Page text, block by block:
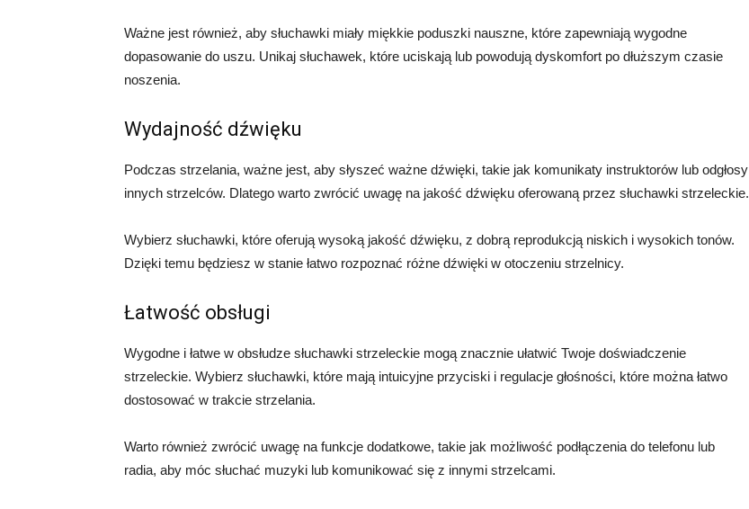
Ważne jest również, aby słuchawki miały miękkie poduszki nauszne, które zapewniają wygodne
dopasowanie do uszu. Unikaj słuchawek, które uciskają lub powodują dyskomfort po dłuższym czasie
noszenia.
Wydajność dźwięku
Podczas strzelania, ważne jest, aby słyszeć ważne dźwięki, takie jak komunikaty instruktorów lub odgłosy
innych strzelców. Dlatego warto zwrócić uwagę na jakość dźwięku oferowaną przez słuchawki strzeleckie.
Wybierz słuchawki, które oferują wysoką jakość dźwięku, z dobrą reprodukcją niskich i wysokich tonów.
Dzięki temu będziesz w stanie łatwo rozpoznać różne dźwięki w otoczeniu strzelnicy.
Łatwość obsługi
Wygodne i łatwe w obsłudze słuchawki strzeleckie mogą znacznie ułatwić Twoje doświadczenie
strzeleckie. Wybierz słuchawki, które mają intuicyjne przyciski i regulacje głośności, które można łatwo
dostosować w trakcie strzelania.
Warto również zwrócić uwagę na funkcje dodatkowe, takie jak możliwość podłączenia do telefonu lub
radia, aby móc słuchać muzyki lub komunikować się z innymi strzelcami.